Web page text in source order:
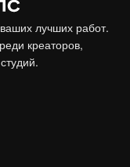
лучших работ.
креаторов,